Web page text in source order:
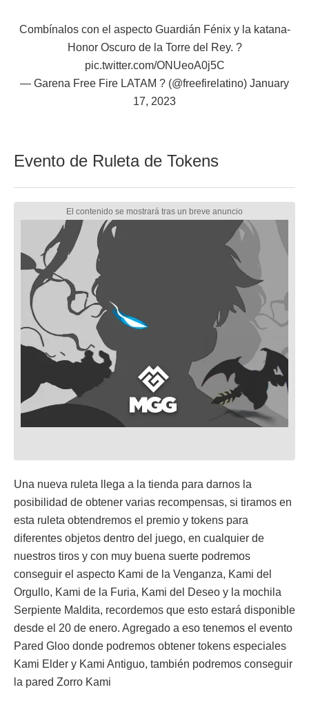
Combínalos con el aspecto Guardián Fénix y la katana-
Honor Oscuro de la Torre del Rey. ?
pic.twitter.com/ONUeoA0j5C
— Garena Free Fire LATAM ? (@freefirelatino) January
17, 2023
Evento de Ruleta de Tokens
Una nueva ruleta llega a la tienda para darnos la
posibilidad de obtener varias recompensas, si tiramos en
esta ruleta obtendremos el premio y tokens para
diferentes objetos dentro del juego, en cualquier de
nuestros tiros y con muy buena suerte podremos
conseguir el aspecto Kami de la Venganza, Kami del
Orgullo, Kami de la Furia, Kami del Deseo y la mochila
Serpiente Maldita, recordemos que esto estará disponible
desde el 20 de enero. Agregado a eso tenemos el evento
Pared Gloo donde podremos obtener tokens especiales
Kami Elder y Kami Antiguo, también podremos conseguir
la pared Zorro Kami